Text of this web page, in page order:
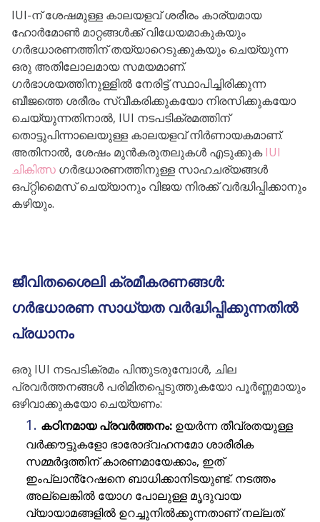
IUI-ന് ശേഷമുള്ള കാലയളവ് ശരീരം കാര്യമായ
ഹോർമോൺ മാറ്റങ്ങൾക്ക് വിധേയമാകുകയും
ഗർഭധാരണത്തിന് തയ്യാറെടുക്കുകയും ചെയ്യുന്ന
ഒരു അതിലോലമായ സമയമാണ്.
ഗർഭാശയത്തിനുള്ളിൽ നേരിട്ട് സ്ഥാപിച്ചിരിക്കുന്ന
ബീജത്തെ ശരീരം സ്വീകരിക്കുകയോ നിരസിക്കുകയോ
ചെയ്യുന്നതിനാൽ, IUI നടപടിക്രമത്തിന്
തൊട്ടുപിന്നാലെയുള്ള കാലയളവ് നിർണായകമാണ്.
അതിനാൽ, ശേഷം മുൻകരുതലുകൾ എടുക്കുകIUI
ചികിത്സ ഗർഭധാരണത്തിനുള്ള സാഹചര്യങ്ങൾ
ഒപ്റ്റിമൈസ് ചെയ്യാനും വിജയ നിരക്ക് വർദ്ധിപ്പിക്കാനും
കഴിയും.
ജീവിതശൈലി ക്രമീകരണങ്ങൾ:
ഗർഭധാരണ സാധ്യത വർദ്ധിപ്പിക്കുന്നതിൽ
പ്രധാനം
ഒരു IUI നടപടിക്രമം പിന്തുടരുമ്പോൾ, ചില
പ്രവർത്തനങ്ങൾ പരിമിതപ്പെടുത്തുകയോ പൂർണ്ണമായും
ഒഴിവാക്കുകയോ ചെയ്യണം:
കഠിനമായ പ്രവർത്തനം: ഉയർന്ന തീവ്രതയുള്ള
വർക്കൗട്ടുകളോ ഭാരോദ്വഹനമോ ശാരീരിക
സമ്മർദ്ദത്തിന് കാരണമായേക്കാം, ഇത്
ഇംപ്ലാൻ്റേഷനെ ബാധിക്കാനിടയുണ്ട്. നടത്തം
അല്ലെങ്കിൽ യോഗ പോലുള്ള മൃദുവായ
വ്യായാമങ്ങളിൽ ഉറച്ചുനിൽക്കുന്നതാണ് നല്ലത്.